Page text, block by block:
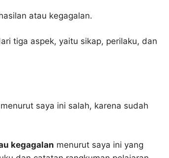
atau kegagalan.
tiga aspek, yaitu sikap, perilaku, dan
menurut saya ini salah, karena sudah
kegagalan menurut saya ini yang